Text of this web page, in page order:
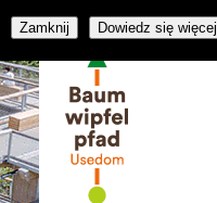
Zamknij Dowiedz się więcej